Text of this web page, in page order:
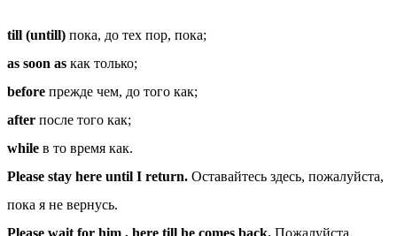
till (untill) пока, до тех пор, пока;
as soon as как только;
before прежде чем, до того как;
after после того как;
while в то время как.
Please stay here until I return. Оставайтесь здесь, пожалуйста,
пока я не вернусь.
Please wait for him , here till he comes back. Пожалуйста,